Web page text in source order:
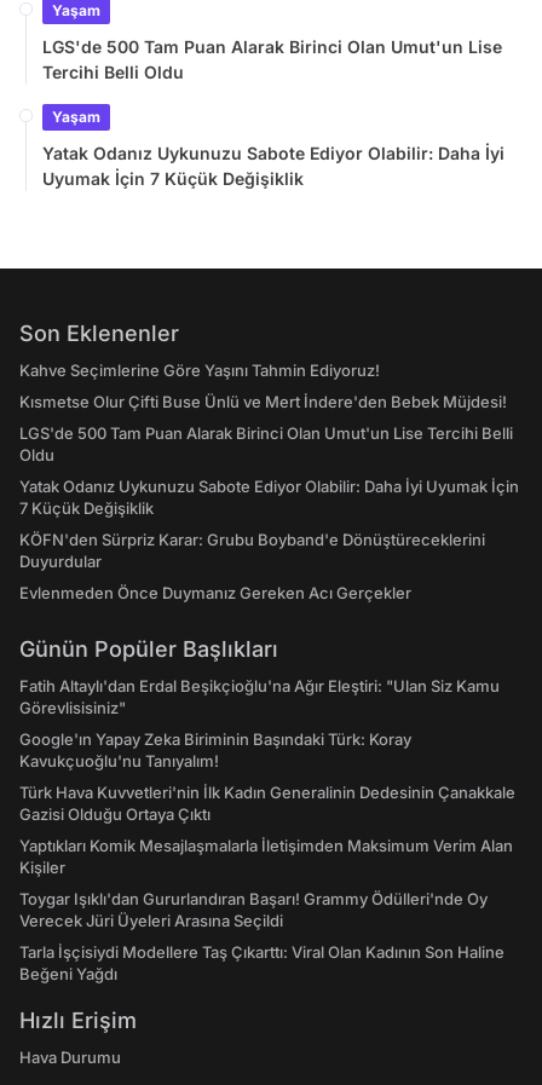
Yaşam
LGS'de 500 Tam Puan Alarak Birinci Olan Umut'un Lise
Tercihi Belli Oldu
Yaşam
Yatak Odanız Uykunuzu Sabote Ediyor Olabilir: Daha İyi
Uyumak İçin 7 Küçük Değişiklik
Son Eklenenler
Kahve Seçimlerine Göre Yaşını Tahmin Ediyoruz!
Kısmetse Olur Çifti Buse Ünlü ve Mert İndere'den Bebek Müjdesi!
LGS'de 500 Tam Puan Alarak Birinci Olan Umut'un Lise Tercihi Belli
Oldu
Yatak Odanız Uykunuzu Sabote Ediyor Olabilir: Daha İyi Uyumak İçin
7 Küçük Değişiklik
KÖFN'den Sürpriz Karar: Grubu Boyband'e Dönüştüreceklerini
Duyurdular
Evlenmeden Önce Duymanız Gereken Acı Gerçekler
Günün Popüler Başlıkları
Fatih Altaylı'dan Erdal Beşikçioğlu'na Ağır Eleştiri: "Ulan Siz Kamu
Görevlisisiniz"
Google'ın Yapay Zeka Biriminin Başındaki Türk: Koray
Kavukçuoğlu'nu Tanıyalım!
Türk Hava Kuvvetleri'nin İlk Kadın Generalinin Dedesinin Çanakkale
Gazisi Olduğu Ortaya Çıktı
Yaptıkları Komik Mesajlaşmalarla İletişimden Maksimum Verim Alan
Kişiler
Toygar Işıklı'dan Gururlandıran Başarı! Grammy Ödülleri'nde Oy
Verecek Jüri Üyeleri Arasına Seçildi
Tarla İşçisiydi Modellere Taş Çıkarttı: Viral Olan Kadının Son Haline
Beğeni Yağdı
Hızlı Erişim
Hava Durumu